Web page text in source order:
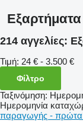
214 αγγελίες:
Τιμή: 24 € - 3.500 €
Φίλτρο
Ταξινόμηση:
Ημερομηνία
παραγωγής - πρώτα